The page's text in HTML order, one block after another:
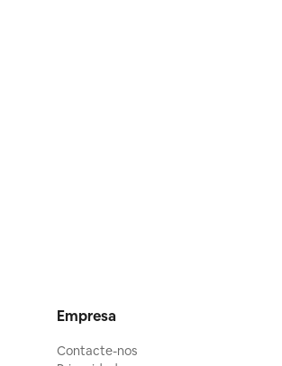
Empresa
Contacte-nos